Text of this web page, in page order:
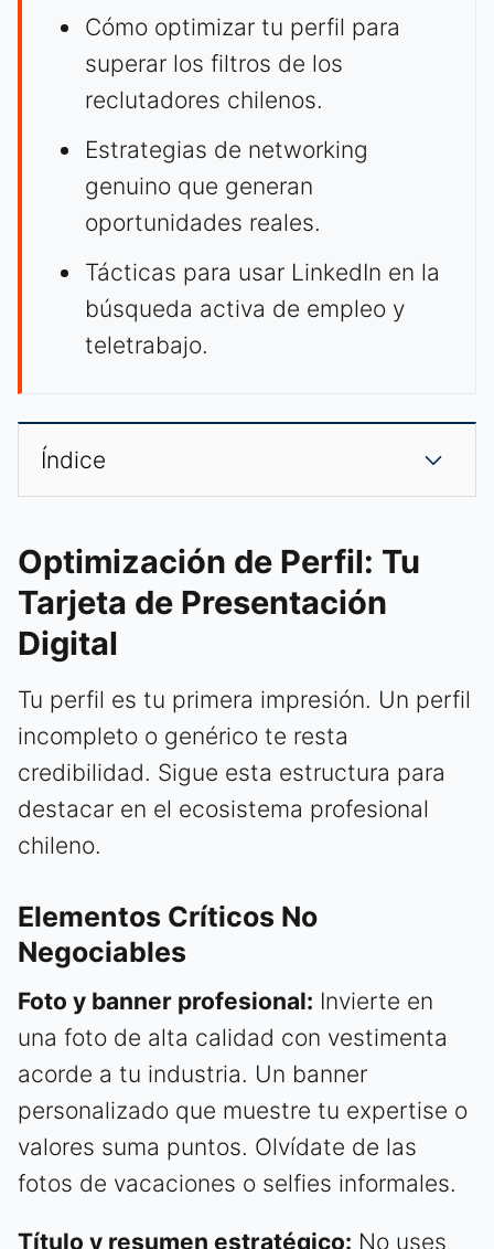
Cómo optimizar tu perfil para
superar los filtros de los
reclutadores chilenos.
Estrategias de networking
genuino que generan
oportunidades reales.
Tácticas para usar LinkedIn en la
búsqueda activa de empleo y
teletrabajo.
Índice
Optimización de Perfil: Tu
Tarjeta de Presentación
Digital
Tu perfil es tu primera impresión. Un perfil
incompleto o genérico te resta
credibilidad. Sigue esta estructura para
destacar en el ecosistema profesional
chileno.
Elementos Críticos No
Negociables
Foto y banner profesional: Invierte en
una foto de alta calidad con vestimenta
acorde a tu industria. Un banner
personalizado que muestre tu expertise o
valores suma puntos. Olvídate de las
fotos de vacaciones o selfies informales.
Título y resumen estratégico: No uses